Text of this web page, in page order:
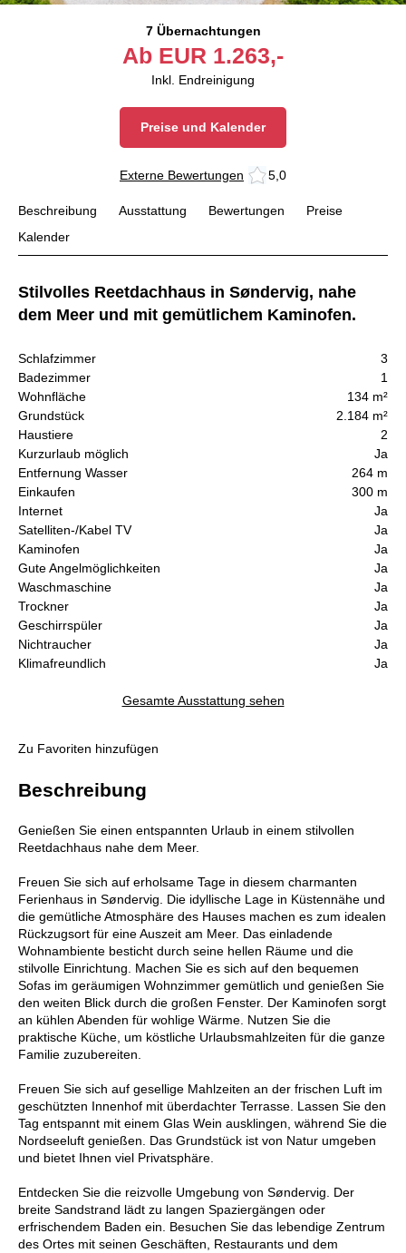
7 Übernachtungen
Ab EUR 1.263,-
Inkl. Endreinigung
Preise und Kalender
Externe Bewertungen 5,0
Beschreibung Ausstattung Bewertungen
Preise
Kalender
Stilvolles Reetdachhaus in Søndervig, nahe
dem Meer und mit gemütlichem Kaminofen.
Schlafzimmer
3
Badezimmer
1
Wohnfläche
134 m²
Grundstück
2.184 m²
Haustiere
2
Kurzurlaub möglich
Ja
Entfernung Wasser
264 m
Einkaufen
300 m
Internet
Ja
Satelliten-/Kabel TV
Ja
Kaminofen
Ja
Gute Angelmöglichkeiten
Ja
Waschmaschine
Ja
Trockner
Ja
Geschirrspüler
Ja
Nichtraucher
Ja
Klimafreundlich
Ja
Gesamte Ausstattung sehen
Zu Favoriten hinzufügen
Beschreibung
Genießen Sie einen entspannten Urlaub in einem stilvollen
Reetdachhaus nahe dem Meer.
Freuen Sie sich auf erholsame Tage in diesem charmanten
Ferienhaus in Søndervig. Die idyllische Lage in Küstennähe und
die gemütliche Atmosphäre des Hauses machen es zum idealen
Rückzugsort für eine Auszeit am Meer. Das einladende
Wohnambiente besticht durch seine hellen Räume und die
stilvolle Einrichtung. Machen Sie es sich auf den bequemen
Sofas im geräumigen Wohnzimmer gemütlich und genießen Sie
den weiten Blick durch die großen Fenster. Der Kaminofen sorgt
an kühlen Abenden für wohlige Wärme. Nutzen Sie die
praktische Küche, um köstliche Urlaubsmahlzeiten für die ganze
Familie zuzubereiten.
Freuen Sie sich auf gesellige Mahlzeiten an der frischen Luft im
geschützten Innenhof mit überdachter Terrasse. Lassen Sie den
Tag entspannt mit einem Glas Wein ausklingen, während Sie die
Nordseeluft genießen. Das Grundstück ist von Natur umgeben
und bietet Ihnen viel Privatsphäre.
Entdecken Sie die reizvolle Umgebung von Søndervig. Der
breite Sandstrand lädt zu langen Spaziergängen oder
erfrischendem Baden ein. Besuchen Sie das lebendige Zentrum
des Ortes mit seinen Geschäften, Restaurants und dem